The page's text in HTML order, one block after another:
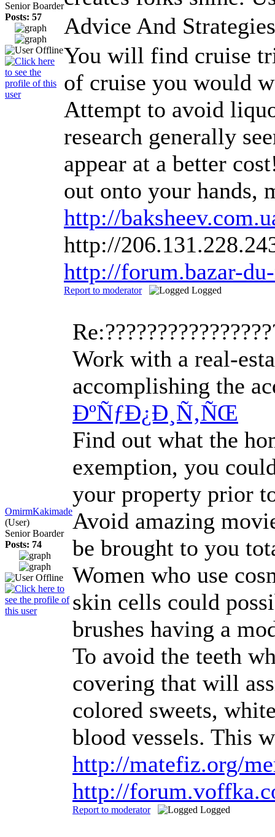
Senior Boarder
Posts: 57
Advice And
You will find cruise
of cruise you would
Attempt to avoid
research generally
appear at a better
out onto your hands,
http://
http://
http://forum.bazar-
Report to moderator Logged
OmirmKakimade
(User)
Senior Boarder
Posts: 74
Work with a real-
accomplishing the
ÐºÑƒÐ¿Ð¸Ñ‚ÑŒ
Find out what the
exemption, you
your property prior
Avoid amazing
be brought to you
Women who use
skin cells could
brushes having a
To avoid the teeth
covering that will
colored sweets,
blood vessels. This
http://matefiz.org/
http://
Report to moderator Logged